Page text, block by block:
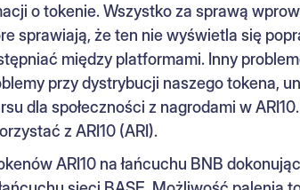
o tokenie. Wszystko za sprawą
sprawiają, że ten nie wyświetla się
między platformami. Inny
przy dystrybucji naszego tokena,
dla społeczności z nagrodami w
z ARI10 (ARI).
ARI10 na łańcuchu BNB